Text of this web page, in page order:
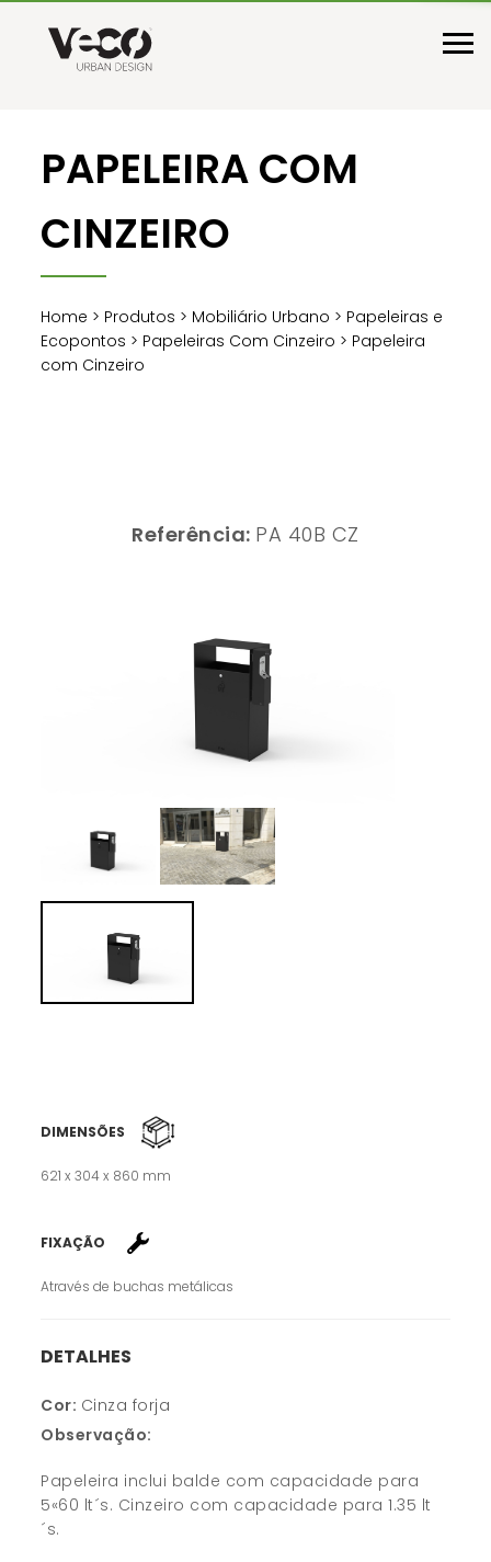
PAPELEIRA COM
CINZEIRO
Home > Produtos > Mobiliário Urbano > Papeleiras e
Ecopontos > Papeleiras Com Cinzeiro > Papeleira
com Cinzeiro
Referência: PA 40B CZ
DIMENSÕES
621 x 304 x 860 mm
FIXAÇÃO
Através de buchas metálicas
DETALHES
Cor: Cinza forja
Observação:
Papeleira inclui balde com capacidade para
5«60 lt´s. Cinzeiro com capacidade para 1.35 lt
´s.